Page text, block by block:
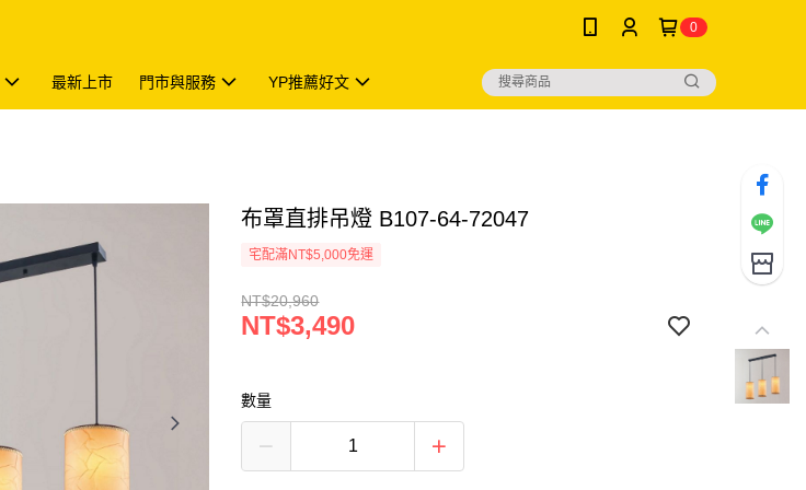
0
最新上市 門市與服務 YP推薦好文
布罩直排吊燈 B107-64-72047
宅配滿NT$5,000免運
NT$20,960
NT$3,490
數量